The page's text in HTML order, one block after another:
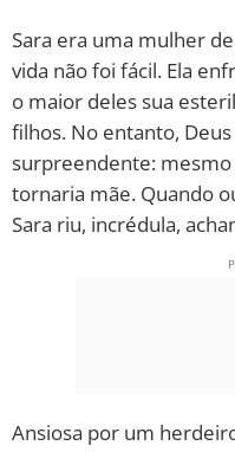
10 MANDAMENTOS
ESTUDOS BÍBLICOS
ESBOÇOS DE PREGAÇÃO
QUEM SOMOS
Sara era uma mulher
vida não foi fácil. Ela
o maior deles sua
filhos. No entanto,
surpreendente: mesmo
tornaria mãe. Quando
Sara riu, incrédula,
Ansiosa por um